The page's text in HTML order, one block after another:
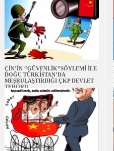
ÇİN’İN “GÜVENLİK”SÖYLEMİ İLE
DOĞU TÜRKİSTAN’DA
MEŞRULAŞTIRDIĞI ÇKP DEVLET
TERÖRÜ